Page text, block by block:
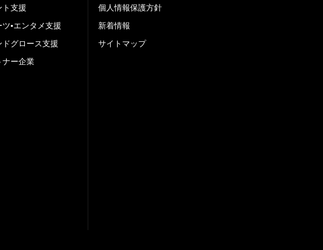
ト支援
ツ•エンタメ支援
ドグロース支援
ナー企業
個人情報保護方針
新着情報
サイトマップ